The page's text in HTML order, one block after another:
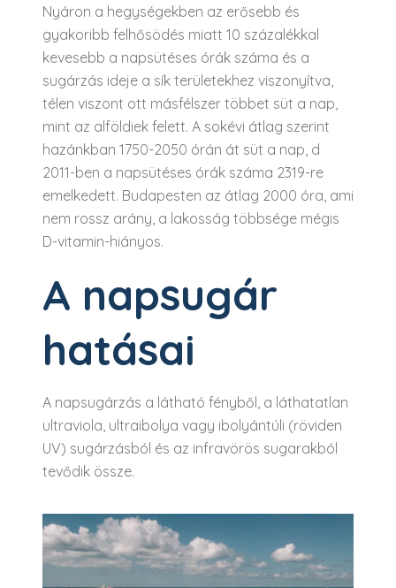
Nyáron a hegységekben az erősebb és
gyakoribb felhősödés miatt 10 százalékkal
kevesebb a napsütéses órák száma és a
sugárzás ideje a sík területekhez viszonyítva,
télen viszont ott másfélszer többet süt a nap,
mint az alföldiek felett. A sokévi átlag szerint
hazánkban 1750-2050 órán át süt a nap, d
2011-ben a napsütéses órák száma 2319-re
emelkedett. Budapesten az átlag 2000 óra, ami
nem rossz arány, a lakosság többsége mégis
D-vitamin-hiányos.
A napsugár
hatásai
A napsugárzás a látható fényből, a láthatatlan
ultraviola, ultraibolya vagy ibolyántúli (röviden
UV) sugárzásból és az infravörös sugarakból
tevődik össze.